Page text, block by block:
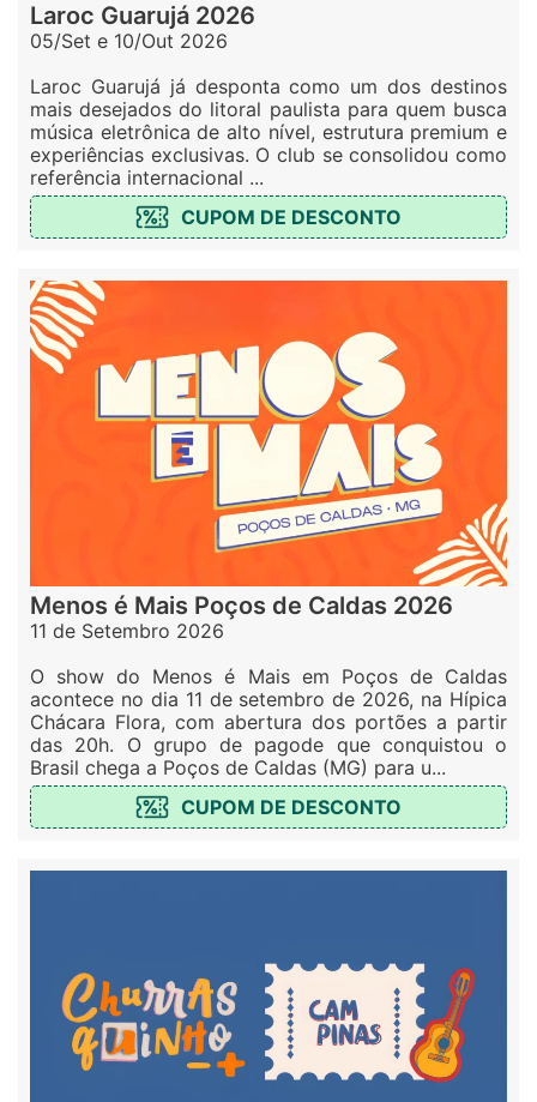
Laroc Guarujá 2026
05/Set e 10/Out 2026
Laroc Guarujá já desponta como um dos destinos
mais desejados do litoral paulista para quem busca
música eletrônica de alto nível, estrutura premium e
experiências exclusivas. O club se consolidou como
referência internacional ...
CUPOM DE DESCONTO
Menos é Mais Poços de Caldas 2026
11 de Setembro 2026
O show do Menos é Mais em Poços de Caldas
acontece no dia 11 de setembro de 2026, na Hípica
Chácara Flora, com abertura dos portões a partir
das 20h. O grupo de pagode que conquistou o
Brasil chega a Poços de Caldas (MG) para u...
CUPOM DE DESCONTO